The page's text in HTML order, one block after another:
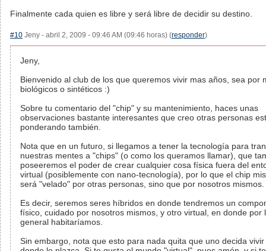
Finalmente cada quien es libre y será libre de decidir su destino.
#10 Jeny - abril 2, 2009 - 09:46 AM (09:46 horas) (responder)
Jeny,
Bienvenido al club de los que queremos vivir mas años, sea por
biológicos o sintéticos :)
Sobre tu comentario del "chip" y su mantenimiento, haces unas
observaciones bastante interesantes que creo otras personas
ponderando también.
Nota que en un futuro, si llegamos a tener la tecnología para
nuestras mentes a "chips" (o como los queramos llamar), que
poseeremos el poder de crear cualquier cosa física fuera del
virtual (posiblemente con nano-tecnología), por lo que el chip
será "velado" por otras personas, sino que por nosotros mismos.
Es decir, seremos seres híbridos en donde tendremos un
físico, cuidado por nosotros mismos, y otro virtual, en donde por
general habitaríamos.
Sin embargo, nota que esto para nada quita que uno decida vivir